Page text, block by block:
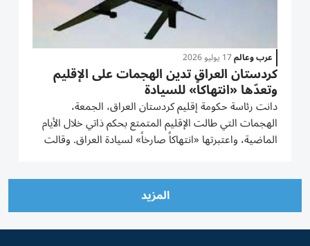
عرب وعالم17 يوليو 2026
كردستان العراق تدين الهجمات على الإقليم
وتعدّها «انتهاكاً» للسيادة
دانت رئاسة حكومة إقليم كردستان العراق، الجمعة،
الهجمات التي طالت الإقليم المتمتع بحكم ذاتي خلال الأيام
الماضية، واعتبرتها «انتهاكاً صارخاً» لسيادة العراق. وقالت
المزيد